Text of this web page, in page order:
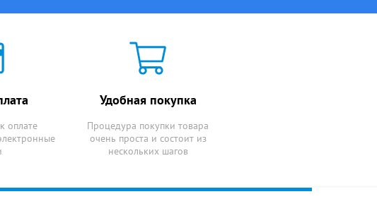
оплате
Удобная покупка
Процедура покупки товара
очень проста и состоит из
нескольких шагов